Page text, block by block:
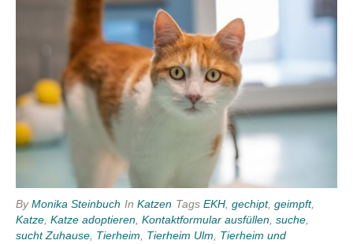
ByMonika Steinbuch In Katzen Tags EKH gechipt, geimpft,
Katze Katze adoptieren Kontaktformular ausfüllen suche
sucht Zuhause Tierheim Tierheim Ulm
Tierheim und